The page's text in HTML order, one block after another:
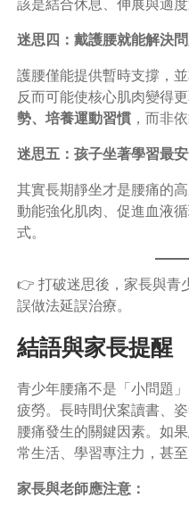
該是結合休息、伸展與適度
迷思四：戴護腰就能解決
護腰僅能提供暫時支撐，
反而可能使核心肌肉變得
勢、培養運動習慣，而非依
迷思五：孩子坐著學習最
其實長期靜坐才是腰痛的
動能強化肌肉、促進血液
式。
👉 打破迷思後，家長與青
誤做法延誤治療。
結語與家長提醒
青少年腰痛不是「小問題
疲勞。長時間伏案讀書、
腰痛發生的關鍵因素。如
常生活、學習專注力，甚
家長與老師應注意：